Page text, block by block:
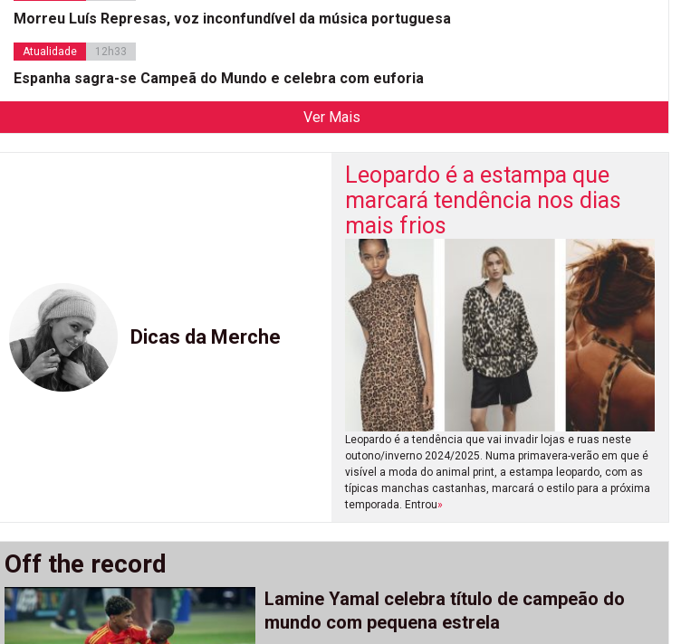
Morreu Luís Represas, voz inconfundível da música portuguesa
Atualidade 12h33
Espanha sagra-se Campeã do Mundo e celebra com euforia
Ver Mais
Dicas da Merche
Leopardo é a estampa que
marcará tendência nos dias
mais frios
Leopardo é a tendência que vai invadir lojas e ruas neste
outono/inverno 2024/2025. Numa primavera-verão em que é
visível a moda do animal print, a estampa leopardo, com as
típicas manchas castanhas, marcará o estilo para a próxima
temporada. Entrou»
Off the record
Lamine Yamal celebra título de campeão do
mundo com pequena estrela